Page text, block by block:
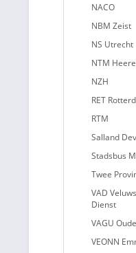
NACO
NBM Zeist
NS Utrecht
NTM
NZH
RET
RTM
Salland
Stadsbus
Twee
VAD
Dienst
VAGU
VEONN